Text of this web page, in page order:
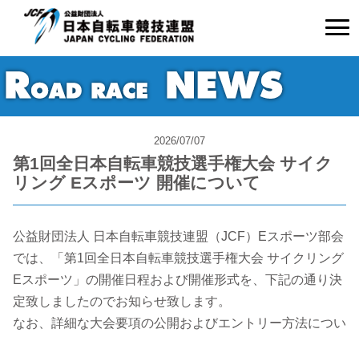
2026/07/07
第1回全日本自転車競技選手権大会 サイク
リング Eスポーツ 開催について
公益財団法人 日本自転車競技連盟（JCF）Eスポーツ部会
では、「第1回全日本自転車競技選手権大会 サイクリング
Eスポーツ」の開催日程および開催形式を、下記の通り決
定致しましたのでお知らせ致します。
なお、詳細な大会要項の公開およびエントリー方法につい